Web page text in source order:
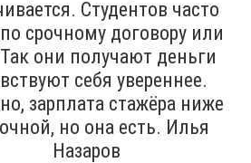
Студентов часто
срочному договору или
они получают деньги
себя увереннее.
зарплата стажёра ниже
но она есть. Илья
Назаров